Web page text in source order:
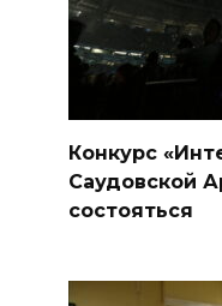
Конкурс
Саудовской
состояться